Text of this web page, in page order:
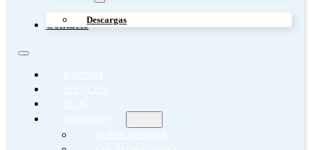
Descargas
Contacto